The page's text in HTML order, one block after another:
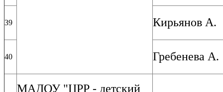
39 Кирьянов А.
40 Гребенева А.
МАДОУ "ЦРР - детский